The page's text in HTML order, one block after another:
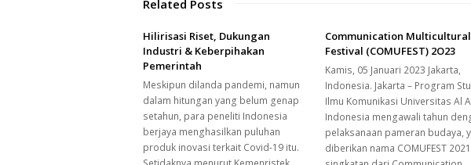
Related Posts
Hilirisasi Riset, Dukungan
Industri & Keberpihakan
Pemerintah
Meskipun dilanda pandemi, namun
dalam hitungan yang belum genap
setahun, para peneliti Indonesia
berjaya menghasilkan puluhan
produk inovasi terkait Covid-19 itu.
Communication Multicultural
Festival (COMUFEST) 2O23
Kamis, 05 Januari 2023 Jakarta,
Indonesia. Jakarta – Program
Ilmu Komunikasi Universitas Al
Indonesia mengawali tahun
pelaksanaan pameran budaya,
diberikan nama COMUFEST